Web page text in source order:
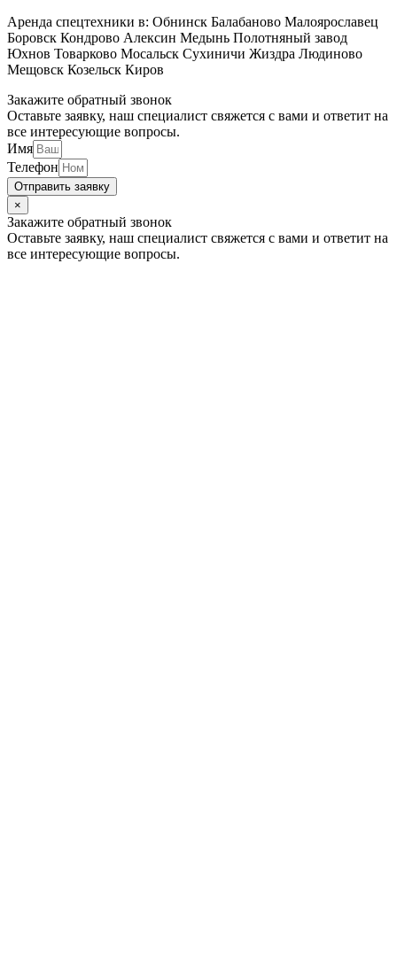
Аренда спецтехники в: Обнинск Балабаново Малоярославец
Боровск Кондрово Алексин Медынь Полотняный завод
Юхнов Товарково Мосальск Сухиничи Жиздра Людиново
Мещовск Козельск Киров
Закажите обратный звонок
Оставьте заявку, наш специалист свяжется с вами и ответит на
все интересующие вопросы.
Имя
Телефон
Отправить заявку
×
Закажите обратный звонок
Оставьте заявку, наш специалист свяжется с вами и ответит на
все интересующие вопросы.